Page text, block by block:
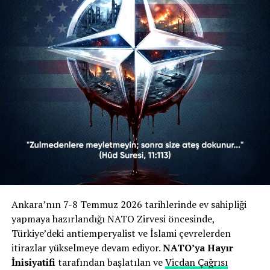
hegemonyasının “kanlı bir askerî aygıtı” olarak
nitelendiriyordu. Kampanya bildirisinde öne çıkan
başlıklar şunlardı:
Gazze Vurgusu:Bildiride, NATO’nun Gazze’deki
işgal ve yıkımın en büyük suç ortağı olduğu ifade
edilmiş, İsrail’in cesaretini bu emperyalist zırhtan
aldığı savunulmuştu.
Dini Referanslar:Hûd Suresi (11/113) ve Âl-i
İmrân Suresi (3/160) gibi Kur’an-ı Kerim
ayetlerine atıfta bulunularak, zulmedenlere
meyletmemenin dini bir sorumluluk olduğu
Zirveye Tepki:7-8 Temmuz tarihlerinde
Ankara’da gerçekleştirilen zirve “ihanet” olarak
nitelendirilmiş ve emperyalist güçlerin Türkiye
Ankara’nın 7-8 Temmuz 2026 tarihlerinde ev sahipliği
yapmaya hazırlandığı NATO Zirvesi öncesinde,
Türkiye’deki antiemperyalist ve İslami çevrelerden
itirazlar yükselmeye devam ediyor.NATO’ya Hayır
İnisiyatifitarafından başlatılan veVicdan Çağrısı